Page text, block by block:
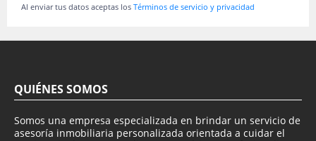
Al enviar tus datos aceptas los Términos de servicio y privacidad
QUIÉNES SOMOS
Somos una empresa especializada en brindar un servicio de
asesoría inmobiliaria personalizada orientada a cuidar el